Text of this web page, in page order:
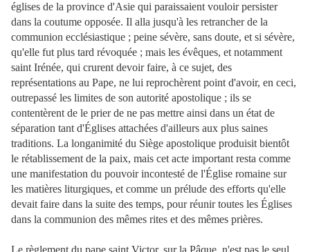
églises de la province d'Asie qui paraissaient vouloir persister
dans la coutume opposée. Il alla jusqu'à les retrancher de la
communion ecclésiastique ; peine sévère, sans doute, et si sévère,
qu'elle fut plus tard révoquée ; mais les évêques, et notamment
saint Irénée, qui crurent devoir faire, à ce sujet, des
représentations au Pape, ne lui reprochèrent point d'avoir, en ceci,
outrepassé les limites de son autorité apostolique ; ils se
contentèrent de le prier de ne pas mettre ainsi dans un état de
séparation tant d'Églises attachées d'ailleurs aux plus saines
traditions. La longanimité du Siège apostolique produisit bientôt
le rétablissement de la paix, mais cet acte important resta comme
une manifestation du pouvoir incontesté de l'Église romaine sur
les matières liturgiques, et comme un prélude des efforts qu'elle
devait faire dans la suite des temps, pour réunir toutes les Églises
dans la communion des mêmes rites et des mêmes prières.